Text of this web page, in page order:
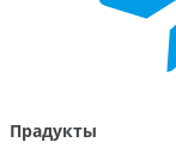
Прадукты